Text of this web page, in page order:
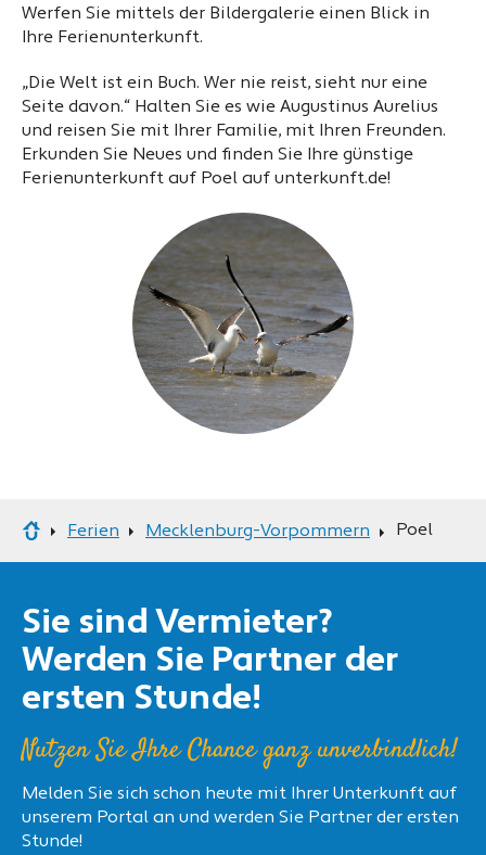
Werfen Sie mittels der Bildergalerie einen Blick in
Ihre Ferienunterkunft.
„Die Welt ist ein Buch. Wer nie reist, sieht nur eine
Seite davon.“ Halten Sie es wie Augustinus Aurelius
und reisen Sie mit Ihrer Familie, mit Ihren Freunden.
Erkunden Sie Neues und finden Sie Ihre günstige
Ferienunterkunft auf Poel auf unterkunft.de!
Ferien Mecklenburg-Vorpommern Poel
Sie sind Vermieter?
Werden Sie Partner der
ersten Stunde!
Nutzen Sie Ihre Chance ganz unverbindlich!
Melden Sie sich schon heute mit Ihrer Unterkunft auf
unserem Portal an und werden Sie Partner der ersten
Stunde!